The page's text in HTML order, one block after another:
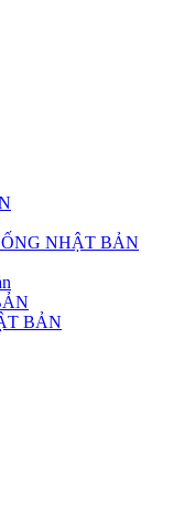
NHẬT BẢN
BẢN